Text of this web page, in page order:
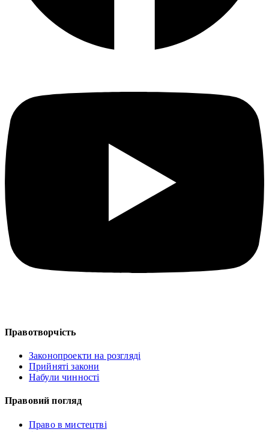
Правотворчість
Законопроекти на розгляді
Прийняті закони
Набули чинності
Правовий погляд
Право в мистецтві